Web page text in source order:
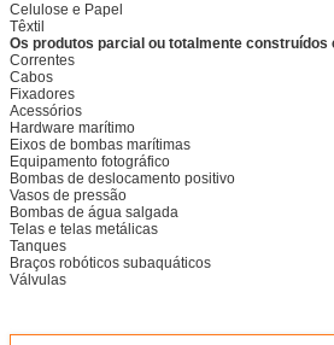
Celulose e Papel
Têxtil
Os produtos parcial ou totalmente construídos
Correntes
Cabos
Fixadores
Acessórios
Hardware marítimo
Eixos de bombas marítimas
Equipamento fotográfico
Bombas de deslocamento positivo
Vasos de pressão
Bombas de água salgada
Telas e telas metálicas
Tanques
Braços robóticos subaquáticos
Válvulas